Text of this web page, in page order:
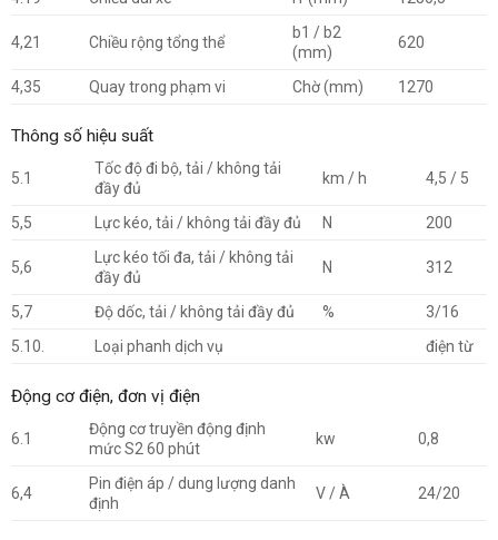
4,21 Chiều rộng tổng thể
b1 / b2
(mm)
620
4,35 Quay trong phạm vi Chờ (mm) 1270
Thông số hiệu suất
5.1
Tốc độ đi bộ, tải / không tải
đầy đủ
km / h 4,5 / 5
5,5 Lực kéo, tải / không tải đầy đủ N 200
5,6
Lực kéo tối đa, tải / không tải
đầy đủ
N 312
5,7 Độ dốc, tải / không tải đầy đủ %
3/16
5.10.
Loại phanh dịch vụ điện từ
Động cơ điện, đơn vị điện
6.1
Động cơ truyền động định
mức S2 60 phút
kw 0,8
6,4
Pin điện áp / dung lượng danh
định
V / À 24/20